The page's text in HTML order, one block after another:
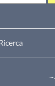
Seleziona